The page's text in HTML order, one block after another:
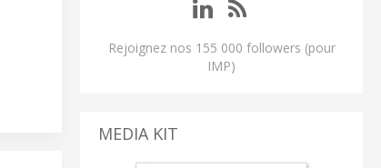
Rejoignez nos 155 000 followers (pour
IMP)
MEDIA KIT